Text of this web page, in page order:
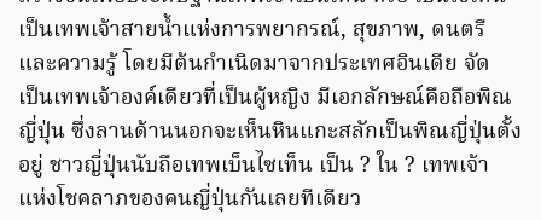
เป็นเทพเจ้าสายน้ำแห่งการพยากรณ์, สุขภาพ, ดนตรี
และความรู้ โดยมีต้นกำเนิดมาจากประเทศอินเดีย จัด
เป็นเทพเจ้าองค์เดียวที่เป็นผู้หญิง มีเอกลักษณ์คือถือพิณ
ญี่ปุ่น ซึ่งลานด้านนอกจะเห็นหินแกะสลักเป็นพิณญี่ปุ่นตั้ง
อยู่ ชาวญี่ปุ่นนับถือเทพเบ็นไซเท็น เป็น ? ใน ? เทพเจ้า
แห่งโชคลาภของคนญี่ปุ่นกันเลยทีเดียว